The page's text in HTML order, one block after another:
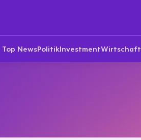
Top NewsPolitikInvestmentWirtschaft